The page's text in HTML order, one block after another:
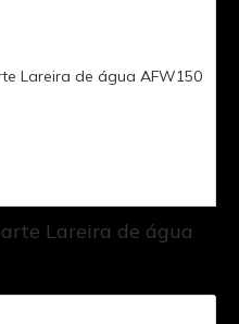
Lareira de água